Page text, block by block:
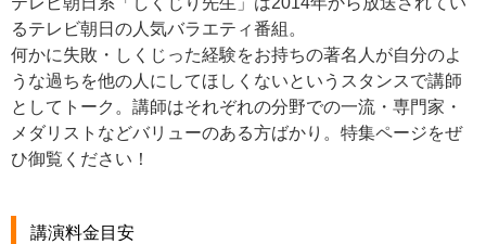
るテレビ朝日の人気バラエティ番組。
何かに失敗・しくじった経験をお持ちの著名人が自分のよ
うな過ち を他の人にしてほしくないというスタンスで講師
としてトーク。講師はそれぞれの分野での一流・専門家・
メダリストなどバリューのある方ばかり。特集ページをぜ
ひ御覧ください！
講演料金目安